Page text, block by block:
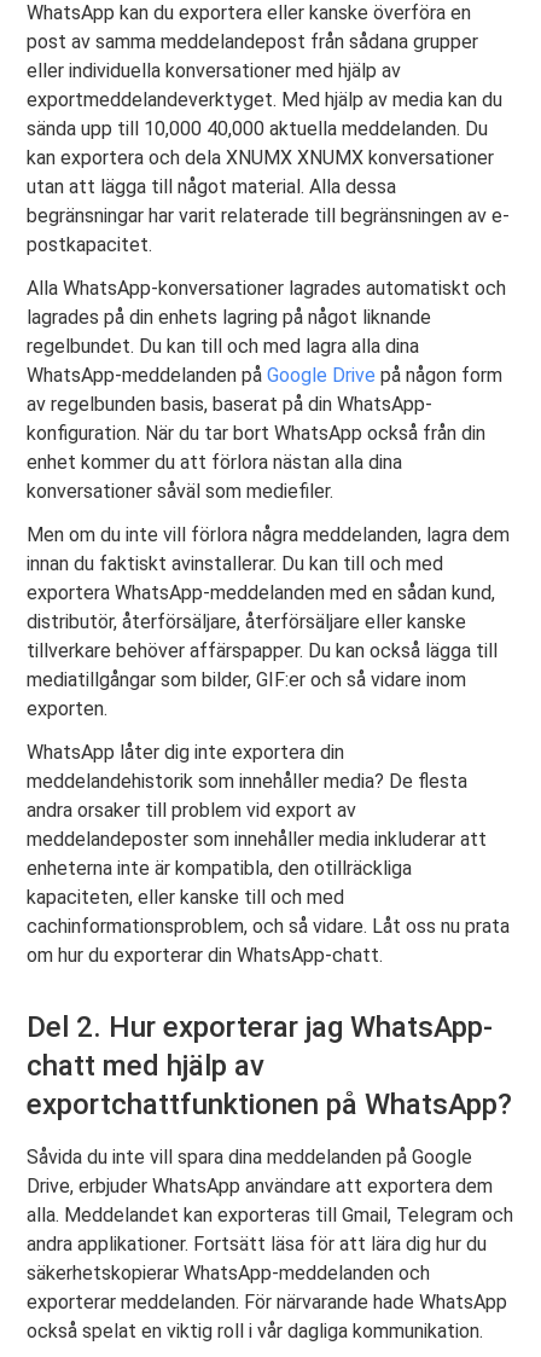
WhatsApp kan du exportera eller kanske överföra en
post av samma meddelandepost från sådana grupper
eller individuella konversationer med hjälp av
exportmeddelandeverktyget. Med hjälp av media kan du
sända upp till 10,000 40,000 aktuella meddelanden. Du
kan exportera och dela XNUMX XNUMX konversationer
utan att lägga till något material. Alla dessa
begränsningar har varit relaterade till begränsningen av e-
postkapacitet.
Alla WhatsApp-konversationer lagrades automatiskt och
lagrades på din enhets lagring på något liknande
regelbundet. Du kan till och med lagra alla dina
WhatsApp-meddelanden på Google Drive på någon form
av regelbunden basis, baserat på din WhatsApp-
konfiguration. När du tar bort WhatsApp också från din
enhet kommer du att förlora nästan alla dina
konversationer såväl som mediefiler.
Men om du inte vill förlora några meddelanden, lagra dem
innan du faktiskt avinstallerar. Du kan till och med
exportera WhatsApp-meddelanden med en sådan kund,
distributör, återförsäljare, återförsäljare eller kanske
tillverkare behöver affärspapper. Du kan också lägga till
mediatillgångar som bilder, GIF:er och så vidare inom
exporten.
WhatsApp låter dig inte exportera din
meddelandehistorik som innehåller media? De flesta
andra orsaker till problem vid export av
meddelandeposter som innehåller media inkluderar att
enheterna inte är kompatibla, den otillräckliga
kapaciteten, eller kanske till och med
cachinformationsproblem, och så vidare. Låt oss nu prata
om hur du exporterar din WhatsApp-chatt.
Del 2. Hur exporterar jag WhatsApp-
chatt med hjälp av
exportchattfunktionen på WhatsApp?
Såvida du inte vill spara dina meddelanden på Google
Drive, erbjuder WhatsApp användare att exportera dem
alla. Meddelandet kan exporteras till Gmail, Telegram och
andra applikationer. Fortsätt läsa för att lära dig hur du
säkerhetskopierar WhatsApp-meddelanden och
exporterar meddelanden. För närvarande hade WhatsApp
också spelat en viktig roll i vår dagliga kommunikation.